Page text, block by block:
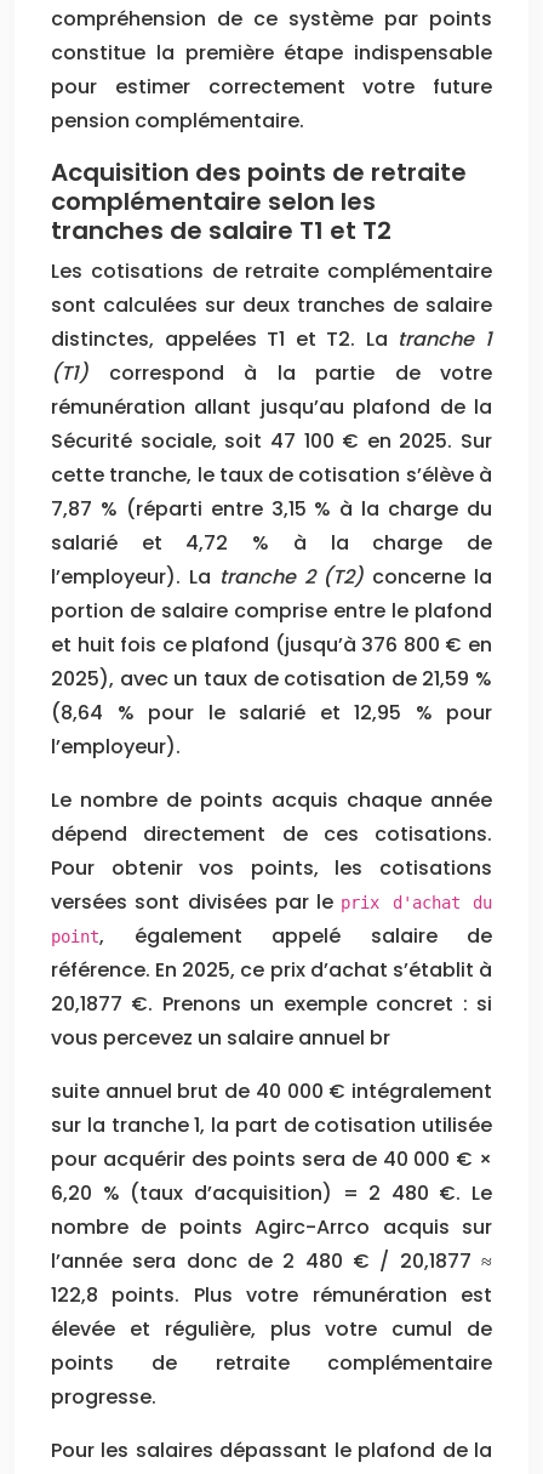
compréhension de ce système par points
constitue la première étape indispensable
pour estimer correctement votre future
pension complémentaire.
Acquisition des points de retraite
complémentaire selon les
tranches de salaire T1 et T2
Les cotisations de retraite complémentaire
sont calculées sur deux tranches de salaire
distinctes, appelées T1 et T2. La tranche 1
(T1) correspond à la partie de votre
rémunération allant jusqu’au plafond de la
Sécurité sociale, soit 47 100 € en 2025. Sur
cette tranche, le taux de cotisation s’élève à
7,87 % (réparti entre 3,15 % à la charge du
salarié et 4,72 % à la charge de
l’employeur). La tranche 2 (T2) concerne la
portion de salaire comprise entre le plafond
et huit fois ce plafond (jusqu’à 376 800 € en
2025), avec un taux de cotisation de 21,59 %
(8,64 % pour le salarié et 12,95 % pour
l’employeur).
Le nombre de points acquis chaque année
dépend directement de ces cotisations.
Pour obtenir vos points, les cotisations
versées sont divisées par le prix d'achat du
point, également appelé salaire de
référence. En 2025, ce prix d’achat s’établit à
20,1877 €. Prenons un exemple concret : si
vous percevez un salaire annuel br
suite annuel brut de 40 000 € intégralement
sur la tranche 1, la part de cotisation utilisée
pour acquérir des points sera de 40 000 € ×
6,20 % (taux d’acquisition) = 2 480 €. Le
nombre de points Agirc-Arrco acquis sur
l’année sera donc de 2 480 € / 20,1877 ≈
122,8 points. Plus votre rémunération est
élevée et régulière, plus votre cumul de
points de retraite complémentaire
progresse.
Pour les salaires dépassant le plafond de la